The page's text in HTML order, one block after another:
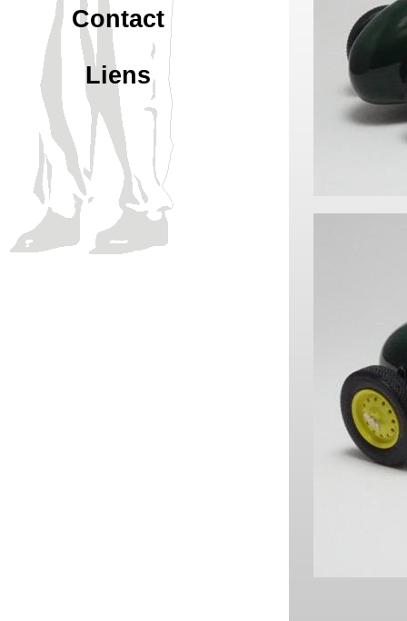
Contact
Liens